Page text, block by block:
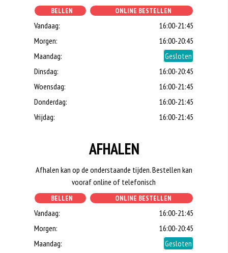
BELLEN ONLINE BESTELLEN
Vandaag:
16:00-21:45
Morgen:
16:00-20:45
Maandag:
Gesloten
Dinsdag:
16:00-20:45
Woensdag:
16:00-21:45
Donderdag:
16:00-21:45
Vrijdag:
16:00-21:45
AFHALEN
Afhalen kan op de onderstaande tijden. Bestellen kan
vooraf online of telefonisch
BELLEN ONLINE BESTELLEN
Vandaag:
16:00-21:45
Morgen:
16:00-20:45
Maandag:
Gesloten